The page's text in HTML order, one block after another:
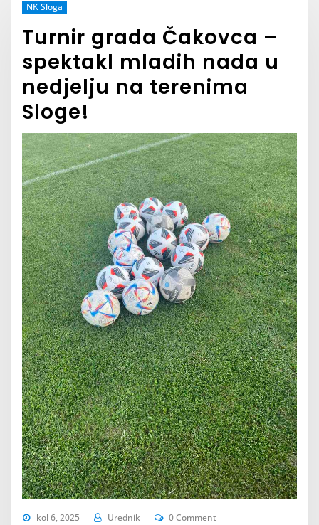
NK Sloga
Turnir grada Čakovca –
spektakl mladih nada u
nedjelju na terenima
Sloge!
kol 6, 2025 Urednik 0 Comment